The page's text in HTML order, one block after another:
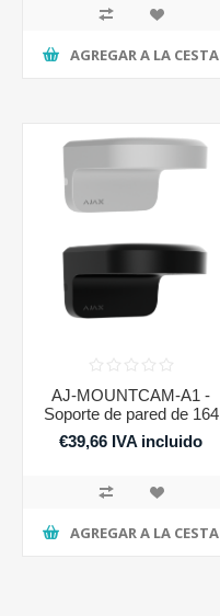
AGREGAR A LA CESTA
AJ-MOUNTCAM-A1 -
Soporte de pared de 164
mm
€39,66 IVA incluido
AGREGAR A LA CESTA